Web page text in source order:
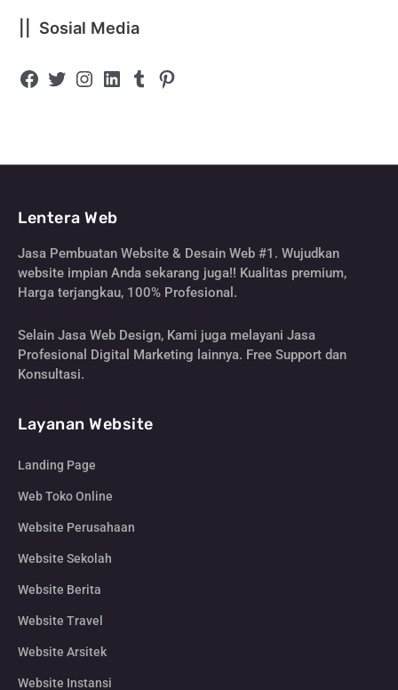
|| Sosial Media
Lentera Web
Jasa Pembuatan Website & Desain Web #1. Wujudkan
website impian Anda sekarang juga!! Kualitas premium,
Harga terjangkau, 100% Profesional.
Selain Jasa Web Design, Kami juga melayani Jasa
Profesional Digital Marketing lainnya. Free Support dan
Konsultasi.
Layanan Website
Landing Page
Web Toko Online
Website Perusahaan
Website Sekolah
Website Berita
Website Travel
Website Arsitek
Website Instansi